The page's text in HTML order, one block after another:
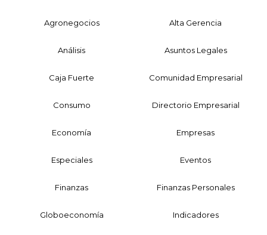
Agronegocios Alta Gerencia
Análisis Asuntos Legales
Caja Fuerte Comunidad Empresarial
Consumo Directorio Empresarial
Economía Empresas
Especiales Eventos
Finanzas Finanzas Personales
Globoeconomía Indicadores